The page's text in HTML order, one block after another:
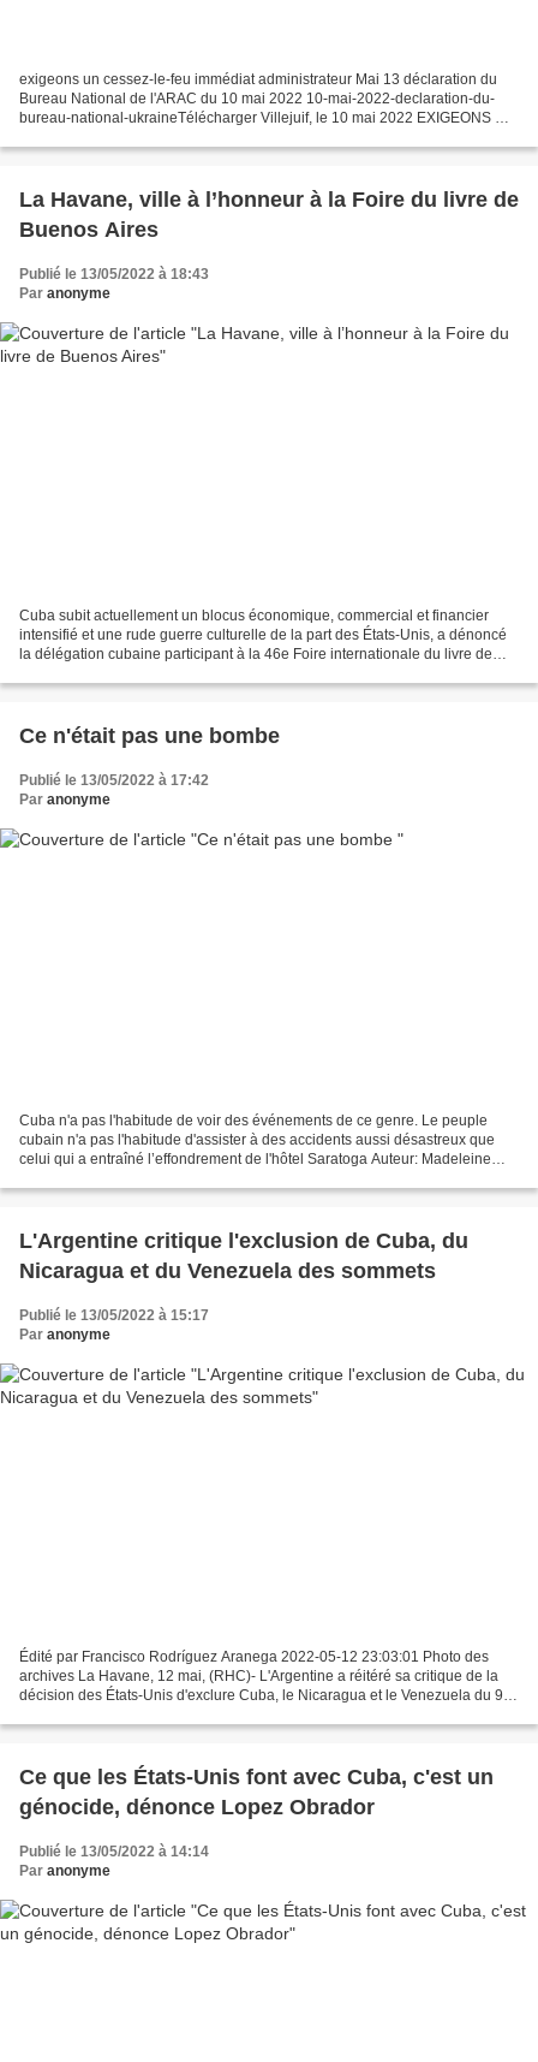
exigeons un cessez-le-feu immédiat administrateur Mai 13 déclaration du
Bureau National de l'ARAC du 10 mai 2022 10-mai-2022-declaration-du-
bureau-national-ukraineTélécharger Villejuif, le 10 mai 2022 EXIGEONS UN
La Havane, ville à l’honneur à la Foire du livre de
Buenos Aires
Publié le 13/05/2022 à 18:43
Par anonyme
Cuba subit actuellement un blocus économique, commercial et financier
intensifié et une rude guerre culturelle de la part des États-Unis, a dénoncé
la délégation cubaine participant à la 46e Foire internationale du livre de
Ce n'était pas une bombe
Publié le 13/05/2022 à 17:42
Par anonyme
Cuba n'a pas l'habitude de voir des événements de ce genre. Le peuple
cubain n'a pas l'habitude d'assister à des accidents aussi désastreux que
celui qui a entraîné l’effondrement de l'hôtel Saratoga Auteur: Madeleine
L'Argentine critique l'exclusion de Cuba, du
Nicaragua et du Venezuela des sommets
Publié le 13/05/2022 à 15:17
Par anonyme
Édité par Francisco Rodríguez Aranega 2022-05-12 23:03:01 Photo des
archives La Havane, 12 mai, (RHC)- L'Argentine a réitéré sa critique de la
décision des États-Unis d'exclure Cuba, le Nicaragua et le Venezuela du 9e
Ce que les États-Unis font avec Cuba, c'est un
génocide, dénonce Lopez Obrador
Publié le 13/05/2022 à 14:14
Par anonyme